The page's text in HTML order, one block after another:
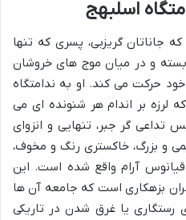
اسلبهج
جاناتان گریزبی، پسری که تنها
و در میان موج های خروشان
حرکت می کند. او به ندامتگاه
لرزه بر اندام هر شنونده ای می
تداعی گر جبر، تنهایی و انزوای
و بزرگ، خاکستری رنگ و مخوف،
آرام واقع شده است. این
بزهکاری است که جامعه آن ها
رستگاری یا غرق شدن در تاریکی